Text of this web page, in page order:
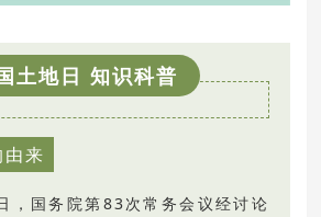
土地日 知识科普
来
，国务院第83次常务会议经讨论